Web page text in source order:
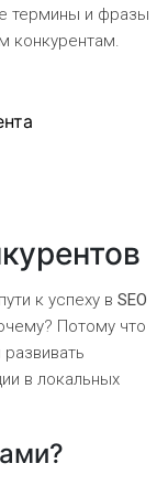
термины и фразы
конкурентам.
к успеху в SEO
Потому что
в локальных